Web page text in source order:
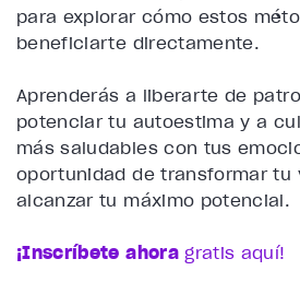
para explorar cómo estos
beneficiarte directamente.
Aprenderás a liberarte de
potenciar tu autoestima y a
más saludables con tus
oportunidad de transformar tu
alcanzar tu máximo potencial.
¡Inscríbete ahoragratis aquí!